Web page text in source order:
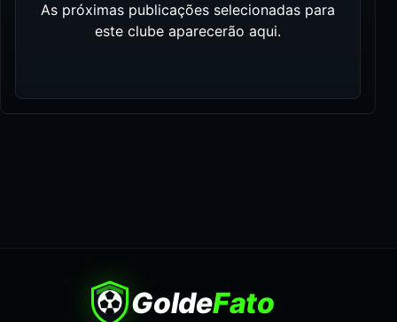
As próximas publicações selecionadas para
este clube aparecerão aqui.
GoldeFato